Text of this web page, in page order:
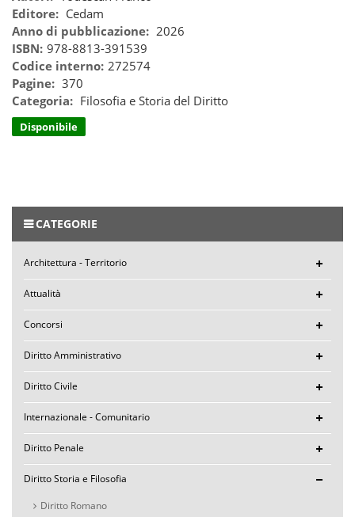
Editore: Cedam
Anno di pubblicazione: 2026
ISBN: 978-8813-391539
Codice interno: 272574
Pagine: 370
Categoria: Filosofia e Storia del Diritto
Disponibile
CATEGORIE
Architettura - Territorio
Attualità
Concorsi
Diritto Amministrativo
Diritto Civile
Internazionale - Comunitario
Diritto Penale
Diritto Storia e Filosofia
Diritto Romano